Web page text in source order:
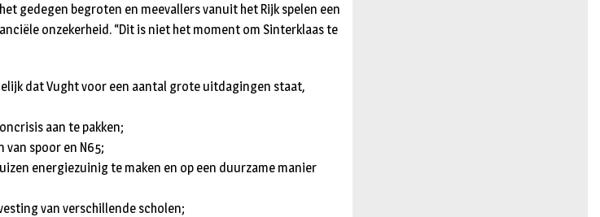
gedegen begroten en meevallers vanuit het Rijk spelen een
onzekerheid. “Dit is niet het moment om Sinterklaas te
dat Vught voor een aantal grote uitdagingen staat,
aan te pakken;
van spoor en N65;
energiezuinig te maken en op een duurzame manier
van verschillende scholen;